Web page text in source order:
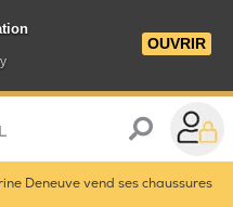
OUVRIR
Deneuve vend ses chaussures